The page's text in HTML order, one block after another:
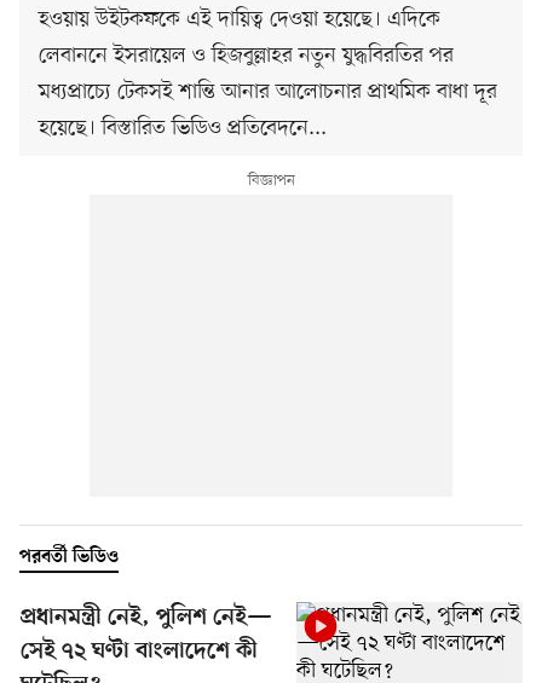
হওয়ায় উইটকফকে এই দায়িত্ব দেওয়া হয়েছে। এদিকে
লেবাননে ইসরায়েল ও হিজবুল্লাহর নতুন যুদ্ধবিরতির পর
মধ্যপ্রাচ্যে টেকসই শান্তি আনার আলোচনার প্রাথমিক বাধা দূর
হয়েছে। বিস্তারিত ভিডিও প্রতিবেদনে...
পরবর্তী ভিডিও
প্রধানমন্ত্রী নেই, পুলিশ নেই—
সেই ৭২ ঘণ্টা বাংলাদেশে কী